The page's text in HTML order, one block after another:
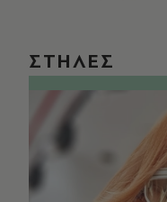
ΣΤΗΛΕΣ